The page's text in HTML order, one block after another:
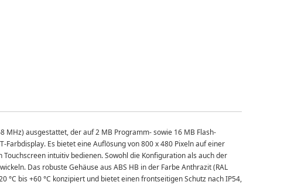
MHz) ausgestattet, der auf 2 MB Programm- sowie 16 MB Flash-
Es bietet eine Auflösung von 800 x 480 Pixeln auf einer
intuitiv bedienen. Sowohl die Konfiguration als auch der
Das robuste Gehäuse aus ABS HB in der Farbe Anthrazit (RAL
bis +60 °C konzipiert und bietet einen frontseitigen Schutz nach IP54,